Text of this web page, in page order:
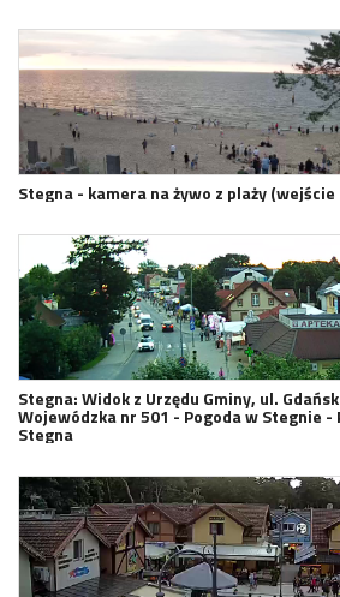
Stegna - kamera na żywo z plaży
Stegna: Widok z Urzędu Gminy, ul.
Wojewódzka nr 501 - Pogoda w Stegnie -
Stegna